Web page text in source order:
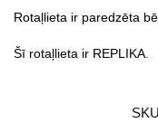
Rotaļlieta ir paredzēta
Šī rotaļlieta ir REPLIKA.